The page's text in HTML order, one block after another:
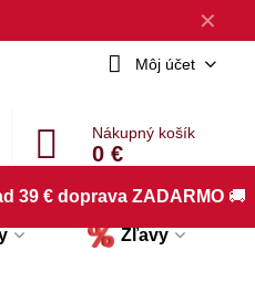
✕
Môj účet
Nákupný košík
0 €
Zľavy
39 € doprava ZADARMO 🚚